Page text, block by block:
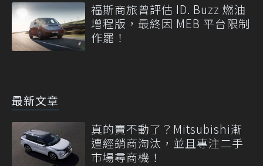
福斯商旅曾評估 ID. Buzz 燃油
增程版，最終因 MEB 平台限制
作罷！
最新文章
真的賣不動了？Mitsubishi漸
遭經銷商淘汰，並且專注二手
市場尋商機！